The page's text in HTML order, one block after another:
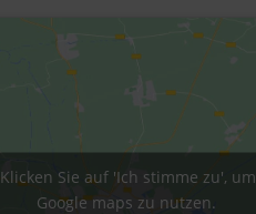
Klicken Sie auf 'Ich stimme zu', um
Google maps zu nutzen.